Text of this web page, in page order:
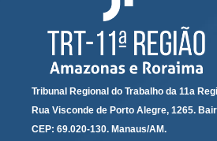
Contas abertas em nome dos
Diários Eletrônicos
e-Doc
Espaço do Servidor
Guias de recolhimento
Tribunal Regional do Trabalho da 11a
Rua Visconde de Porto Alegre, 1265.
CEP: 69.020-130. Manaus/AM.